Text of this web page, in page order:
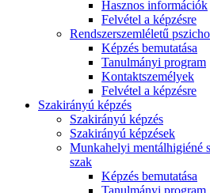
Hasznos információk
Felvétel a képzésre
Rendszerszemléletű
Képzés bemutatása
Tanulmányi program
Kontaktszemélyek
Felvétel a képzésre
Szakirányú képzés
Szakirányú képzés
Szakirányú képzések
Munkahelyi mentálhigiéné
szak
Képzés bemutatása
Tanulmányi program